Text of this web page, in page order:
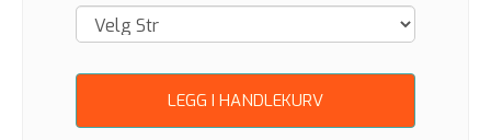
LEGG I HANDLEKURV